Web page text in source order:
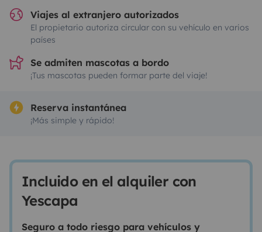
Viajes al extranjero autorizados
El propietario autoriza circular con su vehículo en varios
países
Se admiten mascotas a bordo
¡Tus mascotas pueden formar parte del viaje!
Reserva instantánea
¡Más simple y rápido!
Incluido en el alquiler con
Yescapa
Seguro a todo riesgo para vehículos y